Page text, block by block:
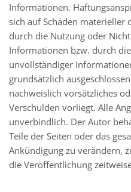
Informationen.
sich auf Schäden materieller
durch die Nutzung oder
Informationen bzw. durch
unvollständiger
grundsätzlich
nachweislich vorsätzliches
Verschulden vorliegt. Alle
unverbindlich. Der Autor
Teile der Seiten oder das
Ankündigung zu verändern,
die Veröffentlichung